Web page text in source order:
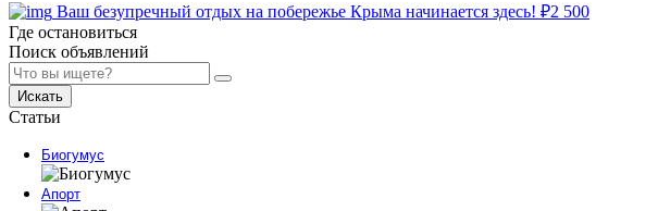
Ваш безупречный отдых на побережье Крыма начинается здесь! ₽2 500
Где остановиться
Поиск объявлений
Искать
Статьи
Биогумус
Апорт